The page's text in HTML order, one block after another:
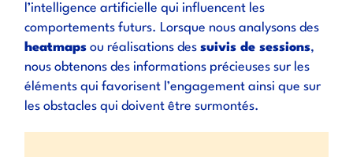
l’intelligence artificielle qui influencent les
comportements futurs. Lorsque nous analysons des
heatmaps ou réalisations dessuivis de sessions,
nous obtenons des informations précieuses sur les
éléments qui favorisent l’engagement ainsi que sur
les obstacles qui doivent être surmontés.